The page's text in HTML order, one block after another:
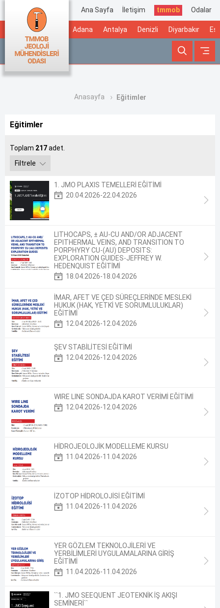
Ana Sayfa İletişim tmmob Odalar
Adana Antalya Denizli Diyarbakır
Anasayfa Eğitimler
Eğitimler
Toplam 217adet.
Filtrele
1. JMO PLAXIS TEMELLERİ EĞİTİMİ
20.04.2026-22.04.2026
LITHOCAPS, ± AU-CU AND/OR ADJACENT
EPITHERMAL VEINS, AND TRANSITION TO
PORPHYRY CU-(AU) DEPOSITS:
EXPLORATION GUIDES-JEFFREY W.
HEDENQUIST EĞİTİMİ
18.04.2026-18.04.2026
İMAR, AFET VE ÇED SÜREÇLERİNDE MESLEKİ
HUKUK (HAK, YETKİ VE SORUMLULUKLAR)
EĞİTİMİ
12.04.2026-12.04.2026
ŞEV STABİLİTESİ EĞİTİMİ
12.04.2026-12.04.2026
WIRE LINE SONDAJDA KAROT VERİMİ EĞİTİMİ
12.04.2026-12.04.2026
HİDROJEOLOJİK MODELLEME KURSU
11.04.2026-11.04.2026
İZOTOP HİDROLOJİSİ EĞİTİMİ
11.04.2026-11.04.2026
YER GÖZLEM TEKNOLOJİLERİ VE
YERBİLİMLERİ UYGULAMALARINA GİRİŞ
EĞİTİMİ
11.04.2026-11.04.2026
``1. JMO SEEQUENT JEOTEKNİK İŞ AKIŞI
SEMİNERİ``